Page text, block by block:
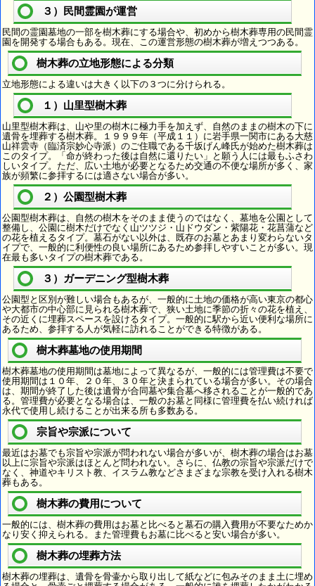
３）民間霊園が運営
民間の霊園墓地の一部を樹木葬にする場合や、初めから樹木葬専用の民間霊
園を開発する場合もある。現在、この運営形態の樹木葬が増えつつある。
樹木葬の立地形態による分類
立地形態による違いは大きく以下の３つに分けられる。
１）山里型樹木葬
山里型樹木葬は、山や里の樹木に極力手を加えず、自然のままの樹木の下に
遺骨を埋葬する樹木葬。１９９９年（平成１１）に岩手県一関市にある大慈
山祥雲寺（臨済宗妙心寺派）のご住職である千坂げん峰氏が始めた樹木葬は
このタイプ。「命が終わった後は自然に還りたい」と願う人には最もふさわ
しいタイプ。ただ、広い土地が必要となるため交通の不便な場所が多く、家
族が頻繁に参拝するには適さない場合が多い。
２）公園型樹木葬
公園型樹木葬は、自然の樹木をそのまま使うのではなく、墓地を公園として
整備し、公園に樹木だけでなく山ツツジ・山ドウダン・紫陽花・花菖蒲など
の花を植えるタイプ。墓石がない以外は、既存のお墓とあまり変わらないタ
イプで、一般的に利便性の良い場所にあるため参拝しやすいことが多い。現
在最も多いタイプの樹木葬である。
３）ガーデニング型樹木葬
公園型と区別が難しい場合もあるが、一般的に土地の価格が高い東京の都心
や大都市の中心部に見られる樹木葬で、狭い土地に季節の折々の花を植え、
その近くに埋葬スペースを設けるタイプ。一般的に駅から近い便利な場所に
あるため、参拝する人が気軽に訪れることができる特徴がある。
樹木葬墓地の使用期間
樹木葬墓地の使用期間は墓地によって異なるが、一般的には管理費は不要で
使用期間は１０年、２０年、３０年と決まられている場合が多い。その場合
は、期間が終了した後は遺骨が合同墓や集合墓へ移されることが一般的であ
る。管理費が必要となる場合は、一般のお墓と同様に管理費を払い続ければ
永代で使用し続けることが出来る所も多数ある。
宗旨や宗派について
最近はお墓でも宗旨や宗派が問われない場合が多いが、樹木葬の場合はお墓
以上に宗旨や宗派はほとんど問われない。さらに、仏教の宗旨や宗派だけで
なく、神道やキリスト教、イスラム教などさまざまな宗教を受け入れる樹木
葬もある。
樹木葬の費用について
一般的には、樹木葬の費用はお墓と比べると墓石の購入費用が不要なためか
なり安く抑えられる。また管理費もお墓に比べると安い場合が多い。
樹木葬の埋葬方法
樹木葬の埋葬は、遺骨を骨壷から取り出して紙などに包みそのまま土に埋め